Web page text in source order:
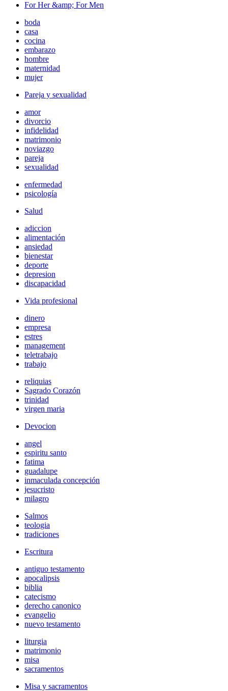
For Her &amp; For Men
boda
casa
cocina
embarazo
hombre
maternidad
mujer
Pareja y sexualidad
amor
divorcio
infidelidad
matrimonio
noviazgo
pareja
sexualidad
enfermedad
psicología
Salud
adiccion
alimentación
ansiedad
bienestar
deporte
depresion
discapacidad
Vida profesional
dinero
empresa
estres
management
teletrabajo
trabajo
reliquias
Sagrado Corazón
trinidad
virgen maria
Devocion
angel
espiritu santo
fatima
guadalupe
inmaculada concepción
jesucristo
milagro
Salmos
teologia
tradiciones
Escritura
antiguo testamento
apocalipsis
biblia
catecismo
derecho canonico
evangelio
nuevo testamento
liturgia
matrimonio
misa
sacramentos
Misa y sacramentos